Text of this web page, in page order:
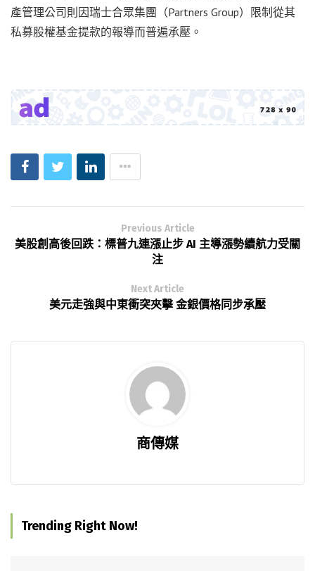
產管理公司則因瑞士合眾集團（Partners Group）限制從其
私募股權基金提款的報導而普遍承壓。
Previous Article
美股創高後回跌：標普九連漲止步 AI 主導漲勢續航力受關
注
Next Article
美元走強與中東衝突夾擊 金銀價格同步承壓
商傳媒
Trending Right Now!